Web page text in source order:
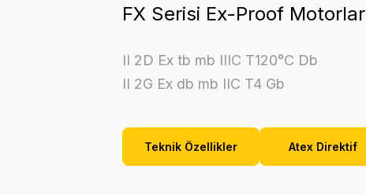
FX Serisi Ex-Proof Motorlar
II 2D Ex tb mb IIIC T120°C Db
II 2G Ex db mb IIC T4 Gb
Teknik Özellikler Atex Direktif